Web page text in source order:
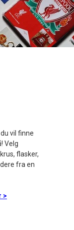
vil finne
Velg
flasker,
fra en
>